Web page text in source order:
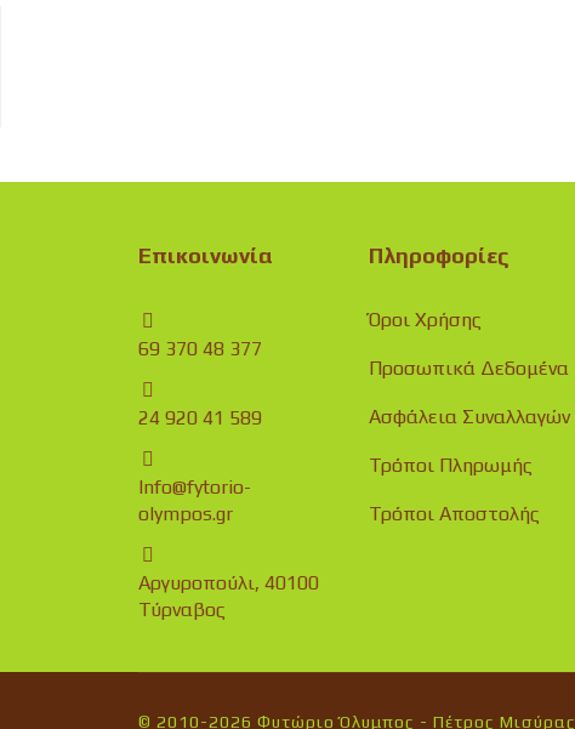
Επικοινωνία
69 370 48 377
24 920 41 589
Info@fytorio-
olympos.gr
Αργυροπούλι, 40100
Τύρναβος
Πληροφορίες
Όροι Χρήσης
Προσωπικά Δεδομένα
Ασφάλεια Συναλλαγών
Τρόποι Πληρωμής
Τρόποι Αποστολής
© 2010-2026 Φυτώριο Όλυμπος - Πέτρος Μισύρας